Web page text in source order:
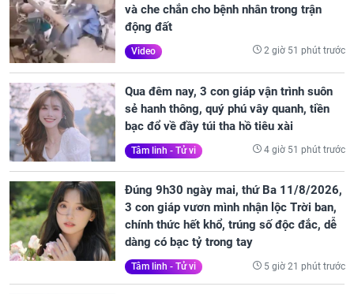
và che chắn cho bệnh nhân trong trận
động đất
Video 2 giờ 51 phút trước
Qua đêm nay, 3 con giáp vận trình suôn
sẻ hanh thông, quý phú vây quanh, tiền
bạc đổ về đầy túi tha hồ tiêu xài
Tâm linh - Tử vi 4 giờ 51 phút trước
Đúng 9h30 ngày mai, thứ Ba 11/8/2026,
3 con giáp vươn mình nhận lộc Trời ban,
chính thức hết khổ, trúng số độc đắc, dễ
dàng có bạc tỷ trong tay
Tâm linh - Tử vi 5 giờ 21 phút trước